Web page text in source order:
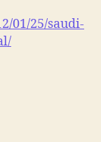
01/25/saudi-